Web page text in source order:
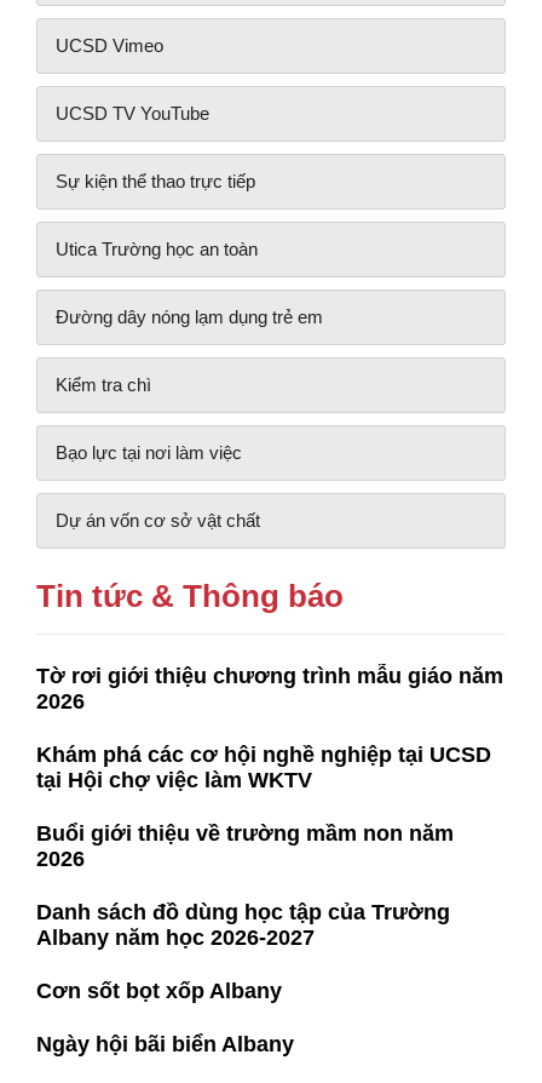
UCSD Vimeo
UCSD TV YouTube
Sự kiện thể thao trực tiếp
Utica Trường học an toàn
Đường dây nóng lạm dụng trẻ em
Kiểm tra chì
Bạo lực tại nơi làm việc
Dự án vốn cơ sở vật chất
Tin tức & Thông báo
Tờ rơi giới thiệu chương trình mẫu giáo năm
2026
Khám phá các cơ hội nghề nghiệp tại UCSD
tại Hội chợ việc làm WKTV
Buổi giới thiệu về trường mầm non năm
2026
Danh sách đồ dùng học tập của Trường
Albany năm học 2026-2027
Cơn sốt bọt xốp Albany
Ngày hội bãi biển Albany